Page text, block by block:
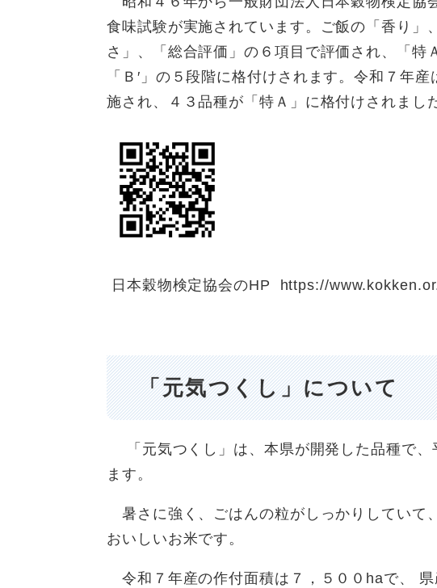
食味試験が実施されています。ご飯の「香り」
さ」、「総合評価」の６項目で評価され、「特
「Ｂ′」の５段階に格付けされます。令和７年
施され、４３品種が「特Ａ」に格付けされまし
日本穀物検定協会のHP https://
「元気つくし」について
「元気つくし」は、本県が開発した品種で、
ます。
暑さに強く、ごはんの粒がしっかりしていて
おいしいお米です。
令和７年産の作付面積は７，５００haで、 県